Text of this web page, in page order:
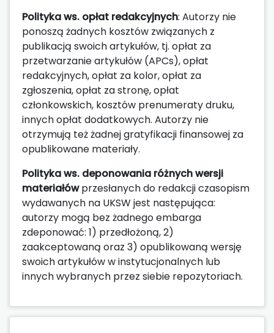
Polityka ws. opłat redakcyjnych: Autorzy nie
ponoszą żadnych kosztów związanych z
publikacją swoich artykułów, tj. opłat za
przetwarzanie artykułów (APCs), opłat
redakcyjnych, opłat za kolor, opłat za
zgłoszenia, opłat za stronę, opłat
członkowskich, kosztów prenumeraty druku,
innych opłat dodatkowych. Autorzy nie
otrzymują też żadnej gratyfikacji finansowej za
opublikowane materiały.
Polityka ws. deponowania różnych wersji
materiałówprzesłanych do redakcji czasopism
wydawanych na UKSW jest następująca:
autorzy mogą bez żadnego embarga
zdeponować: 1) przedłożoną, 2)
zaakceptowaną oraz 3) opublikowaną wersję
swoich artykułów w instytucjonalnych lub
innych wybranych przez siebie repozytoriach.